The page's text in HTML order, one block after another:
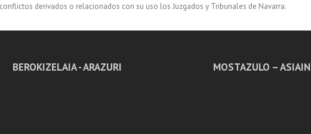
derivados o relacionados con su uso los Juzgados y Tribunales de Navarra.
BEROKIZELAIA - ARAZURI MOSTAZULO – ASIAIN